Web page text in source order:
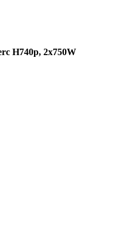
H740p, 2x750W